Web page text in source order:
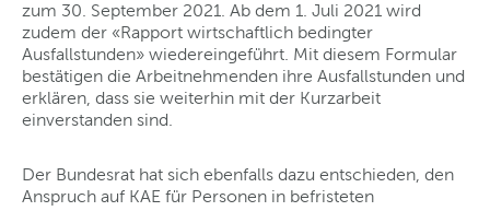
zum 30. September 2021. Ab dem 1. Juli 2021 wird
zudem der «Rapport wirtschaftlich bedingter
Ausfallstunden» wiedereingeführt. Mit diesem Formular
bestätigen die Arbeitnehmenden ihre Ausfallstunden und
erklären, dass sie weiterhin mit der Kurzarbeit
einverstanden sind.
Der Bundesrat hat sich ebenfalls dazu entschieden, den
Anspruch auf KAE für Personen in befristeten